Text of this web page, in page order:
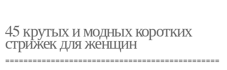
45 крутых и модных коротких
стрижек для женщин
===============================================